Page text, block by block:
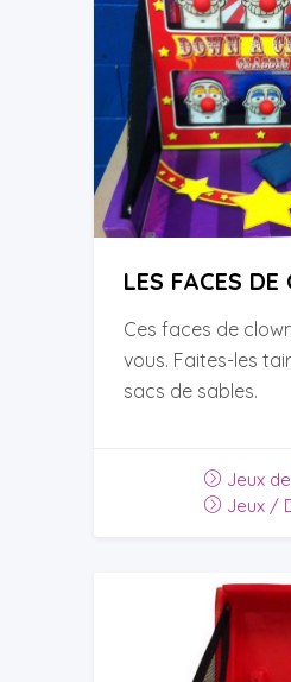
LES FACES DE
Ces faces de
vous. Faites-les
sacs de sables.
Jeux
Jeux /